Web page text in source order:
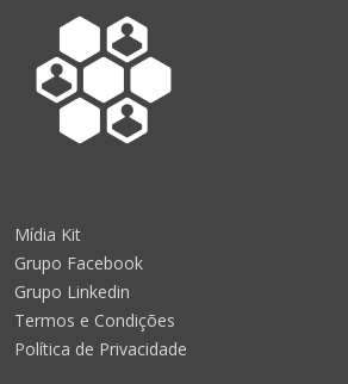
Mídia Kit
Grupo Facebook
Grupo Linkedin
Termos e Condições
Política de Privacidade